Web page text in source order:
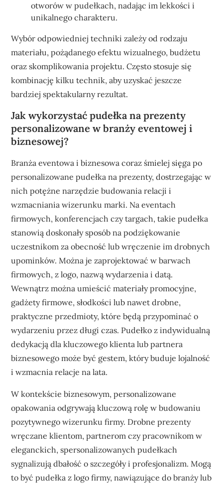
otworów w pudełkach, nadając im lekkości i
unikalnego charakteru.
Wybór odpowiedniej techniki zależy od rodzaju
materiału, pożądanego efektu wizualnego, budżetu
oraz skomplikowania projektu. Często stosuje się
kombinację kilku technik, aby uzyskać jeszcze
bardziej spektakularny rezultat.
Jak wykorzystać pudełka na prezenty
personalizowane w branży eventowej i
biznesowej?
Branża eventowa i biznesowa coraz śmielej sięga po
personalizowane pudełka na prezenty, dostrzegając w
nich potężne narzędzie budowania relacji i
wzmacniania wizerunku marki. Na eventach
firmowych, konferencjach czy targach, takie pudełka
stanowią doskonały sposób na podziękowanie
uczestnikom za obecność lub wręczenie im drobnych
upominków. Można je zaprojektować w barwach
firmowych, z logo, nazwą wydarzenia i datą.
Wewnątrz można umieścić materiały promocyjne,
gadżety firmowe, słodkości lub nawet drobne,
praktyczne przedmioty, które będą przypominać o
wydarzeniu przez długi czas. Pudełko z indywidualną
dedykacją dla kluczowego klienta lub partnera
biznesowego może być gestem, który buduje lojalność
i wzmacnia relacje na lata.
W kontekście biznesowym, personalizowane
opakowania odgrywają kluczową rolę w budowaniu
pozytywnego wizerunku firmy. Drobne prezenty
wręczane klientom, partnerom czy pracownikom w
eleganckich, spersonalizowanych pudełkach
sygnalizują dbałość o szczegóły i profesjonalizm. Mogą
to być pudełka z logo firmy, nawiązujące do branży lub